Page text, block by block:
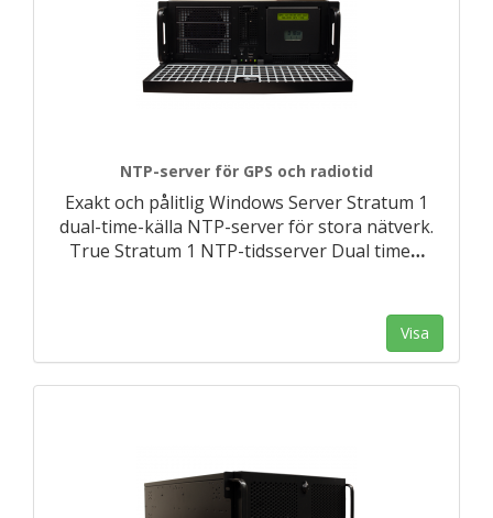
NTP-server för GPS och radiotid
Exakt och pålitlig Windows Server Stratum 1
dual-time-källa NTP-server för stora nätverk.
True Stratum 1 NTP-tidsserver Dual time…
Visa